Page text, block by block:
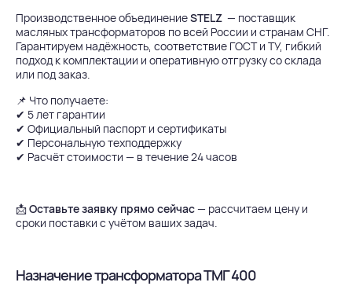
Производственное объединениеSTELZ — поставщик
масляных трансформаторов по всей России и странам СНГ.
Гарантируем надёжность, соответствие ГОСТ и ТУ, гибкий
подход к комплектации и оперативную отгрузку со склада
или под заказ.
📌 Что получаете:
✔ 5 лет гарантии
✔ Официальный паспорт и сертификаты
✔ Персональную техподдержку
✔ Расчёт стоимости — в течение 24 часов
📩Оставьте заявку прямо сейчас— рассчитаем цену и
сроки поставки с учётом ваших задач.
Назначение трансформатора ТМГ 400